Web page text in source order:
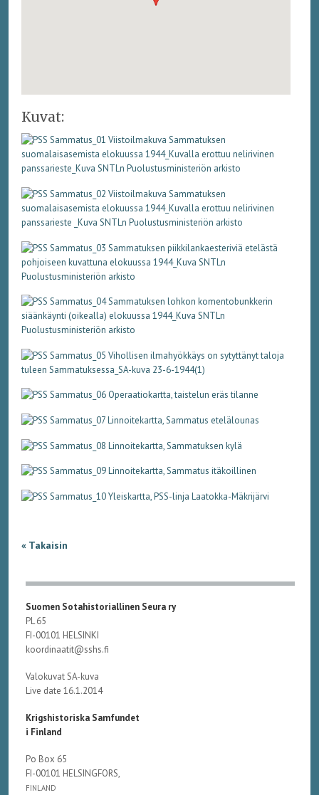
Kuvat:
« Takaisin
Suomen Sotahistoriallinen Seura ry
PL 65
FI-00101 HELSINKI
koordinaatit@sshs.fi
Valokuvat SA-kuva
Live date 16.1.2014
Krigshistoriska Samfundet
i Finland
Po Box 65
FI-00101 HELSINGFORS,
FINLAND